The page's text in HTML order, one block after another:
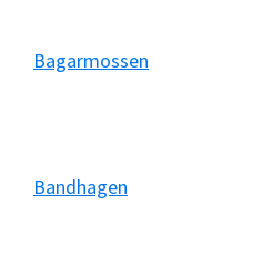
Bagarmossen
Bandhagen